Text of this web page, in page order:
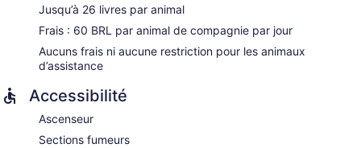
Jusqu’à 26 livres par animal
Frais : 60 BRL par animal de compagnie par jour
Aucuns frais ni aucune restriction pour les animaux
d’assistance
Accessibilité
Ascenseur
Sections fumeurs